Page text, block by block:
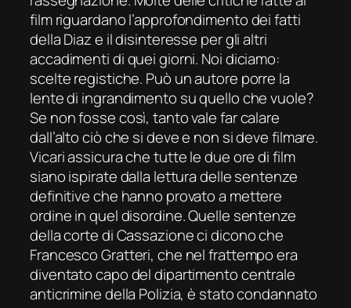
film riguardano l’approfondimento dei fatti
della Diaz e il disinteresse per gli altri
accadimenti di quei giorni. Noi diciamo:
scelte registiche. Può un autore porre la
lente di ingrandimento su quello che vuole?
Se non fosse così, tanto vale far calare
dall’alto ciò che si deve e non si deve filmare.
Vicari assicura che tutte le due ore di film
siano ispirate dalla lettura delle sentenze
definitive che hanno provato a mettere
ordine in quel disordine. Quelle sentenze
della corte di Cassazione ci dicono che
Francesco Gratteri, che nel frattempo era
diventato capo del dipartimento centrale
anticrimine della Polizia, è stato condannato